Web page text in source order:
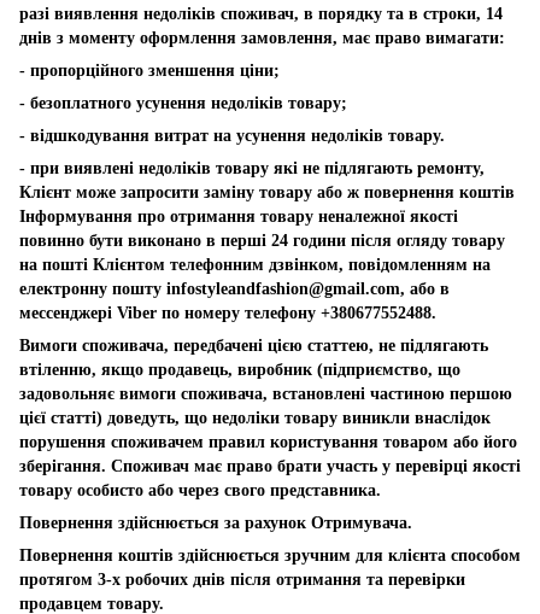
разі виявлення недоліків споживач, в порядку та в строки, 14
днів з моменту оформлення замовлення, має право вимагати:
- пропорційного зменшення ціни;
- безоплатного усунення недоліків товару;
- відшкодування витрат на усунення недоліків товару.
- при виявлені недоліків товару які не підлягають ремонту,
Клієнт може запросити заміну товару або ж повернення коштів
Інформування про отримання товару неналежної якості
повинно бути виконано в перші 24 години після огляду товару
на пошті Клієнтом телефонним дзвінком, повідомленням на
електронну пошту infostyleandfashion@gmail.com, або в
мессенджері Viber по номеру телефону +380677552488.
Вимоги споживача, передбачені цією статтею, не підлягають
втіленню, якщо продавець, виробник (підприємство, що
задовольняє вимоги споживача, встановлені частиною першою
цієї статті) доведуть, що недоліки товару виникли внаслідок
порушення споживачем правил користування товаром або його
зберігання. Споживач має право брати участь у перевірці якості
товару особисто або через свого представника.
Повернення здійснюється за рахунок Отримувача.
Повернення коштів здійснюється зручним для клієнта способом
протягом 3-х робочих днів після отримання та перевірки
продавцем товару.